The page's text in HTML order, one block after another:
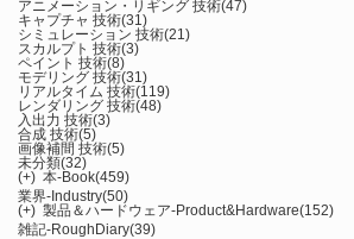
アニメーション・リギング 技術(47)
キャプチャ 技術(31)
シミュレーション 技術(21)
スカルプト 技術(3)
ペイント 技術(8)
モデリング 技術(31)
リアルタイム 技術(119)
レンダリング 技術(48)
入出力 技術(3)
合成 技術(5)
画像補間 技術(5)
未分類(32)
(+) 本-Book(459)
業界-Industry(50)
(+) 製品＆ハードウェア-Product&Hardware(152)
雑記-RoughDiary(39)